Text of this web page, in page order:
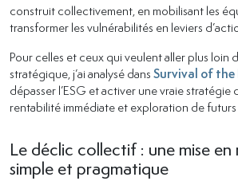
construit collectivement, en mobilisant les
transformer les vulnérabilités en leviers
Pour celles et ceux qui veulent aller plus loin
stratégique, j’ai analysé dans Survival of
dépasser l’ESG et activer une vraie stratégie
rentabilité immédiate et exploration de futurs
Le déclic collectif : une mise
simple et pragmatique